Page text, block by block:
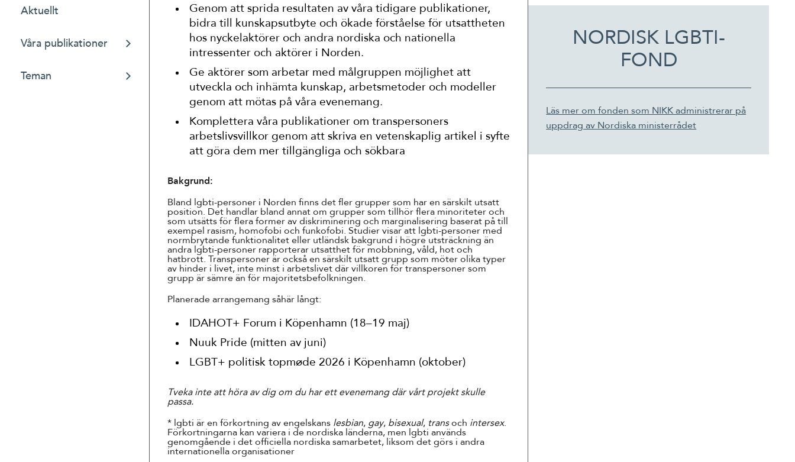
Aktuellt
Våra publikationer
Teman
Genom att sprida resultaten av våra tidigare publikationer,
bidra till kunskapsutbyte och ökade förståelse för utsattheten
hos nyckelaktörer och andra nordiska och nationella
intressenter och aktörer i Norden.
Ge aktörer som arbetar med målgruppen möjlighet att
utveckla och inhämta kunskap, arbetsmetoder och modeller
genom att mötas på våra evenemang.
Komplettera våra publikationer om transpersoners
arbetslivsvillkor genom att skriva en vetenskaplig artikel i syfte
att göra dem mer tillgängliga och sökbara
Bakgrund:
Bland lgbti-personer i Norden finns det fler grupper som har en särskilt utsatt
position. Det handlar bland annat om grupper som tillhör flera minoriteter och
som utsätts för flera former av diskriminering och marginalisering baserat på till
exempel rasism, homofobi och funkofobi. Studier visar att lgbti-personer med
normbrytande funktionalitet eller utländsk bakgrund i högre utsträckning än
andra lgbti-personer rapporterar utsatthet för mobbning, våld, hot och
hatbrott. Transpersoner är också en särskilt utsatt grupp som möter olika typer
av hinder i livet, inte minst i arbetslivet där villkoren för transpersoner som
grupp är sämre än för majoritetsbefolkningen.
Planerade arrangemang såhär långt:
IDAHOT+ Forum i Köpenhamn (18–19 maj)
Nuuk Pride (mitten av juni)
LGBT+ politisk topmøde 2026 i Köpenhamn (oktober)
Tveka inte att höra av dig om du har ett evenemang där vårt projekt skulle
passa.
* lgbti är en förkortning av engelskans lesbian, gay, bisexual, transoch intersex.
Förkortningarna kan variera i de nordiska länderna, men lgbti används
genomgående i det officiella nordiska samarbetet, liksom det görs i andra
internationella organisationer
NORDISK LGBTI-
FOND
Läs mer om fonden som NIKK administrerar på
uppdrag av Nordiska ministerrådet